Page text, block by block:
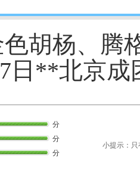
胡杨、腾
日**北京
分
分
分
小提示：